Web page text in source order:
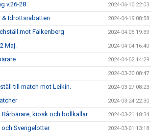
v.26-28 2024-06-10 22:03
Idrottsrabatten 2024-04-19 08:58
mot Falkenberg 2024-04-05 19:39
Maj. 2024-04-04 16:40
2024-04-02 14:29
2024-03-30 08:47
till match mot Leikin. 2024-03-27 08:23
2024-03-24 22:30
Bårbärare, kiosk och bollkallar 2024-03-21 18:34
Sverigelotter 2024-03-01 13:18